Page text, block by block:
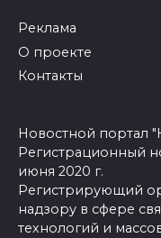
Реклама
О проекте
Контакты
Новостной портал
Регистрационный
июня 2020 г.
Регистрирующий
надзору в сфере
технологий и